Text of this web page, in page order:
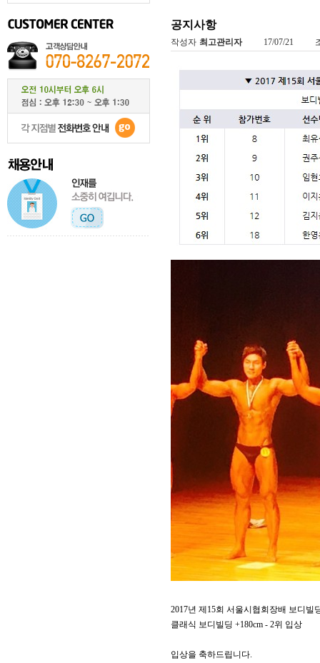
공지사항
작성자 최고관리자 17/07/21
2017년 제15회 서울시협회장배 보디빌
클래식 보디빌딩 +180cm - 2위 입상
입상을 축하드립니다.